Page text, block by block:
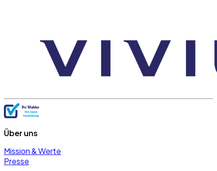
Über uns
Mission & Werte
Presse